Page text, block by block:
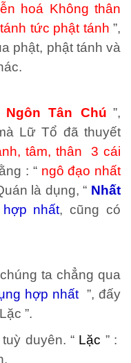
hoá Không thân
tức phật tánh ”,
phật, phật tánh và
Tân Chú ”,
Lữ Tổ đã thuyết
tâm, thân 3 cái
: “ ngô đạo nhất
là dụng, “ Nhất
nhất, cũng có
ta chẳng qua
hợp nhất ”, đấy
”.
duyên. “ Lặc ” :